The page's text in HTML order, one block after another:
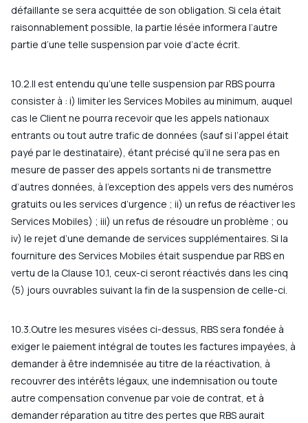
défaillante se sera acquittée de son obligation. Si cela était
raisonnablement possible, la partie lésée informera l’autre
partie d’une telle suspension par voie d’acte écrit.
10.2.Il est entendu qu’une telle suspension par RBS pourra
consister à : i) limiter les Services Mobiles au minimum, auquel
cas le Client ne pourra recevoir que les appels nationaux
entrants ou tout autre trafic de données (sauf si l’appel était
payé par le destinataire), étant précisé qu’il ne sera pas en
mesure de passer des appels sortants ni de transmettre
d’autres données, à l’exception des appels vers des numéros
gratuits ou les services d’urgence ; ii) un refus de réactiver les
Services Mobiles) ; iii) un refus de résoudre un problème ; ou
iv) le rejet d’une demande de services supplémentaires. Si la
fourniture des Services Mobiles était suspendue par RBS en
vertu de la Clause 10.1, ceux-ci seront réactivés dans les cinq
(5) jours ouvrables suivant la fin de la suspension de celle-ci.
10.3.Outre les mesures visées ci-dessus, RBS sera fondée à
exiger le paiement intégral de toutes les factures impayées, à
demander à être indemnisée au titre de la réactivation, à
recouvrer des intérêts légaux, une indemnisation ou toute
autre compensation convenue par voie de contrat, et à
demander réparation au titre des pertes que RBS aurait